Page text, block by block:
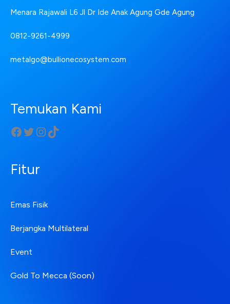
Menara Rajawali L6 Jl Dr Ide Anak Agung Gde Agung
0812-9261-4999
metalgo@bullionecosystem.com
Temukan Kami
Fitur
Emas Fisik
Berjangka Multilateral
Event
Gold To Mecca (Soon)